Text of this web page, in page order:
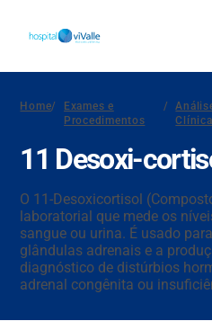
Home/
Exames e
Procedimentos
/
11 Desoxi-
O 11-Desoxicortisol
laboratorial que mede os
sangue ou urina. É usado
glândulas adrenais e a
diagnóstico de distúrbios
adrenal congênita ou